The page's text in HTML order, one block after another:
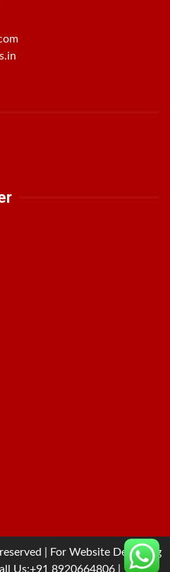
| For Website Designing
Us:+91 8920664806